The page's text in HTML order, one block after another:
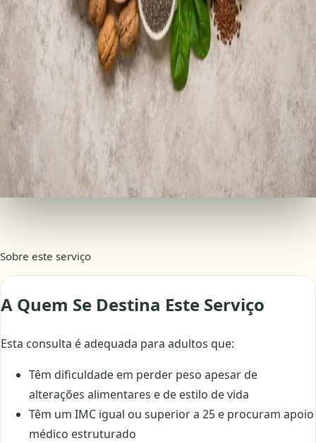
€45
por consulta
Consulta de 15 minutos
Médico registado em Portugal
Confirmação imediata por email
Resumo da consulta incluído
Marcar este serviço
Pagamento seguro · pagamentos processados pela Stripe
Sobre este serviço
A Quem Se Destina Este Serviço
Esta consulta é adequada para adultos que:
Têm dificuldade em perder peso apesar de
alterações alimentares e de estilo de vida
Têm um IMC igual ou superior a 25 e procuram apoio
médico estruturado